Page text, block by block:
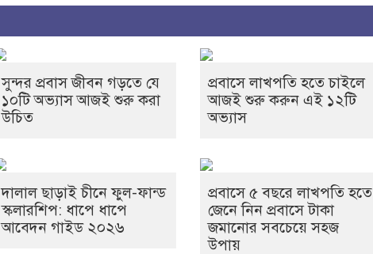
সুন্দর প্রবাস জীবন গড়তে যে
১০টি অভ্যাস আজই শুরু করা
উচিত
প্রবাসে লাখপতি হতে চাইলে
আজই শুরু করুন এই ১২টি
অভ্যাস
দালাল ছাড়াই চীনে ফুল-ফান্ড
স্কলারশিপ: ধাপে ধাপে
আবেদন গাইড ২০২৬
প্রবাসে ৫ বছরে লাখপতি হতে
জেনে নিন প্রবাসে টাকা
জমানোর সবচেয়ে সহজ
উপায়